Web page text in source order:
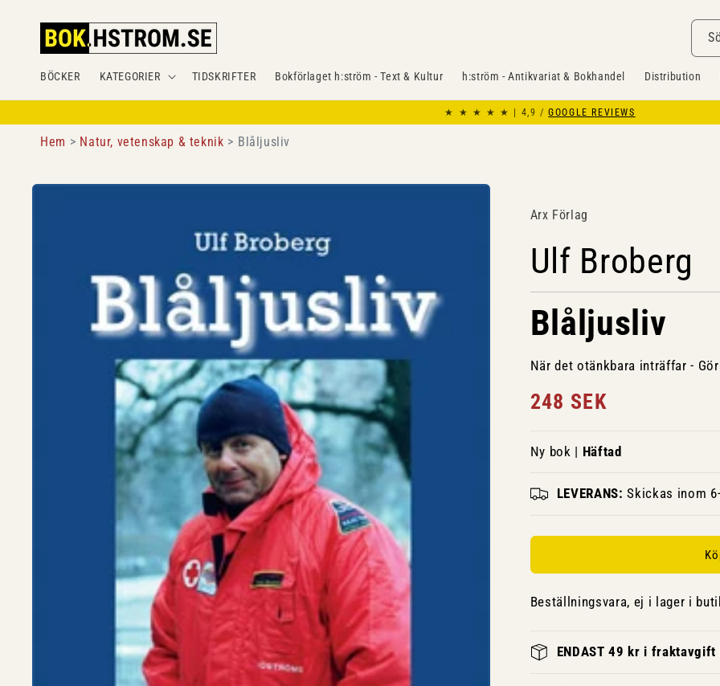
innehåll
BÖCKER KATEGORIER TIDSKRIFTER Bokförlaget h:ström - Text & Kultur h:ström - Antikvariat & Bokhandel Distribution
★ ★ ★ ★ ★ | 4,9 /GOOGLE REVIEWS
Hem Natur, vetenskap & teknik Blåljusliv
Arx Förlag
Ulf Broberg
Blåljusliv
När det otänkbara inträffar -
Ordinarie
248 SEK
Ny bok | Häftad
LEVERANS: Skickas inom
Beställningsvara, ej i lager i
ENDAST 49 kr i fraktavgift